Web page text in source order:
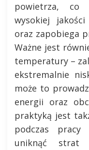
powietrza, co
wysokiej
oraz zapobiega
Ważne jest
temperatury –
ekstremalnie
może to
energii oraz
praktyką jest
podczas pracy
uniknąć strat